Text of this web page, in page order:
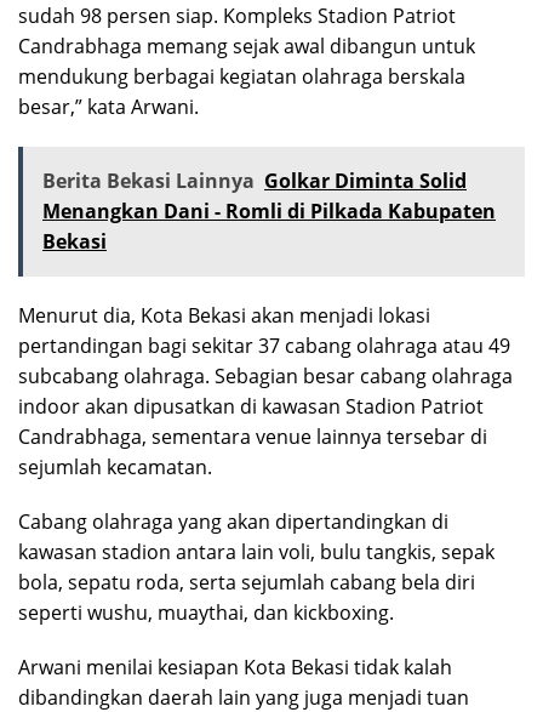
sudah 98 persen siap. Kompleks Stadion Patriot
Candrabhaga memang sejak awal dibangun untuk
mendukung berbagai kegiatan olahraga berskala
besar,” kata Arwani.
Berita Bekasi Lainnya Golkar Diminta Solid
Menangkan Dani - Romli di Pilkada Kabupaten
Bekasi
Menurut dia, Kota Bekasi akan menjadi lokasi
pertandingan bagi sekitar 37 cabang olahraga atau 49
subcabang olahraga. Sebagian besar cabang olahraga
indoor akan dipusatkan di kawasan Stadion Patriot
Candrabhaga, sementara venue lainnya tersebar di
sejumlah kecamatan.
Cabang olahraga yang akan dipertandingkan di
kawasan stadion antara lain voli, bulu tangkis, sepak
bola, sepatu roda, serta sejumlah cabang bela diri
seperti wushu, muaythai, dan kickboxing.
Arwani menilai kesiapan Kota Bekasi tidak kalah
dibandingkan daerah lain yang juga menjadi tuan